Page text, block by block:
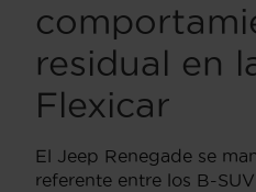
residual en
Flexicar
El Jeep Renegade se
referente entre los B-